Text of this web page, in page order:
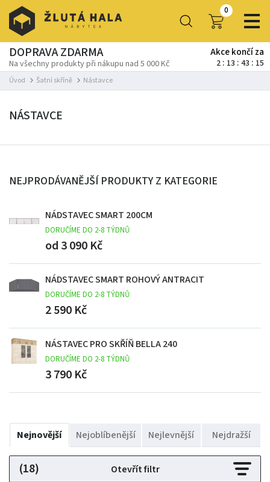
0
DOPRAVA ZDARMA
Na všechny produkty při nákupu nad 5 000 Kč
Akce končí za
2 13 43 14
Úvod Šatní skříně Nástavce
NÁSTAVCE
NEJPRODÁVANĚJŠÍ PRODUKTY Z KATEGORIE
NÁDSTAVEC SMART 200CM
DORUČÍME DO 2-8 TÝDNŮ
od 3 090 Kč
NÁDSTAVEC SMART ROHOVÝ ANTRACIT
DORUČÍME DO 2-8 TÝDNŮ
2 590 Kč
NÁSTAVEC PRO SKŘÍŇ BELLA 240
DORUČÍME DO 2-8 TÝDNŮ
3 790 Kč
Nejnovější Nejoblíbenější Nejlevnější Nejdražší
(18) Otevřít filtr